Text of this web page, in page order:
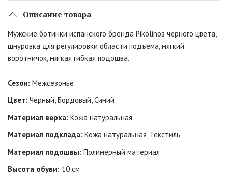
Описание товара
Мужские ботинки испанского бренда Pikolinos черного цвета,
шнуровка для регулировки области подъема, мягкий
воротничок, мягкая гибкая подошва.
Сезон: Межсезонье
Цвет: Черный, Бордовый, Синий
Материал верха: Кожа натуральная
Материал подклада: Кожа натуральная, Текстиль
Материал подошвы: Полимерный материал
Высота обуви: 10 см